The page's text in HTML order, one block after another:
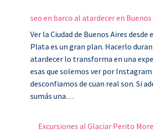
seo en barco al atardecer en Buenos
Ver la Ciudad de Buenos Aires desde
Plata es un gran plan. Hacerlo
atardecer lo transforma en una
esas que solemos ver por Instagram
desconfiamos de cuan real son. Si
sumás una…
Excursiones al Glaciar Perito